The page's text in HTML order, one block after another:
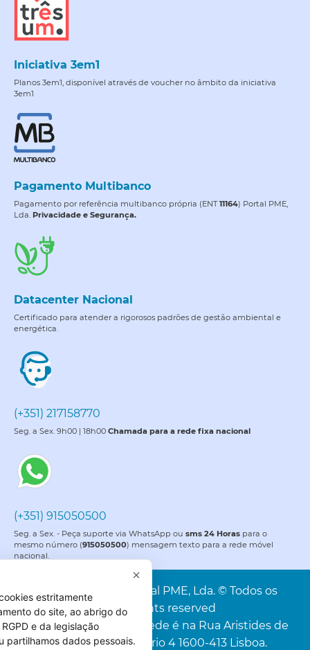
Iniciativa 3em1
Planos 3em1, disponível através de voucher no âmbito da iniciativa
3em1
Pagamento Multibanco
Pagamento por referência multibanco própria (ENT11164) Portal PME,
Lda. Privacidade e Segurança.
Datacenter Nacional
Certificado para atender a rigorosos padrões de gestão ambiental e
energética.
(+351) 217158770
Seg. a Sex. 9h00 | 18h00 Chamada para a rede fixa nacional
(+351) 915050500
Seg. a Sex. - Peça suporte via WhatsApp ou sms 24 Horas para o
mesmo número (915050500) mensagem texto para a rede móvel
nacional.
PME é uma marca da Portal PME, Lda. © Todos os
direitos reservados. All rights reserved
Portal PME, Lda. A nossa sede é na Rua Aristides de
Sousa Mendes, 4C, Escritório 4 1600-413 Lisboa.
estritamente
do site, ao abrigo do
e da legislação
partilhamos dados pessoais.